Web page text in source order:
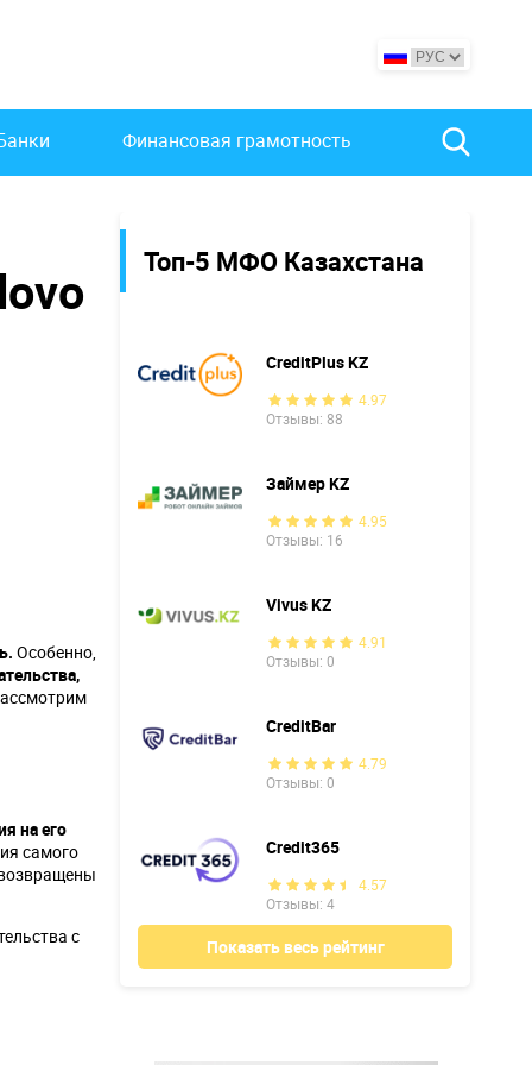
Финансовая грамотность
Топ-5 МФО Казахстана
CreditPlus KZ
4.97
Отзывы: 88
Займер KZ
4.95
Отзывы: 16
Vivus KZ
4.91
Отзывы: 0
CreditBar
4.79
Отзывы: 0
Credit365
4.57
Отзывы: 4
Показать весь рейтинг
Особенно,
на его
самого
с